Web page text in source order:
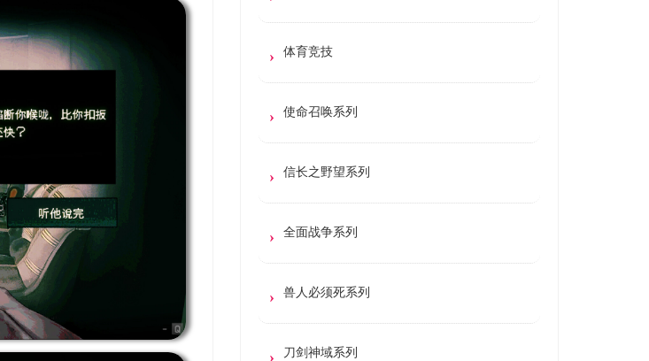
体育竞技
使命召唤系列
信长之野望系列
全面战争系列
兽人必须死系列
刀剑神域系列